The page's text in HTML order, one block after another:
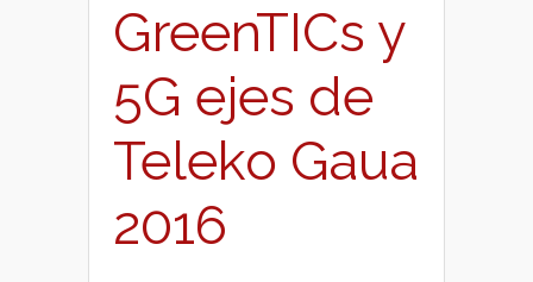
GreenTICs y
5G ejes de
Teleko Gaua
2016